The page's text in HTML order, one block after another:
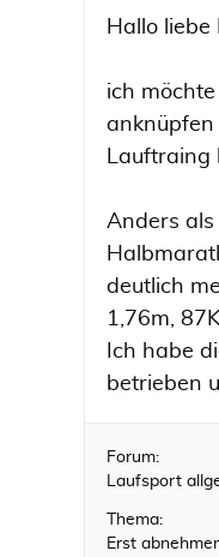
Hallo liebe
ich
Lauftraing
Anders
deutlich
1,76m,
Ich habe
betrieben
Forum:
Laufsport
Thema:
Erst